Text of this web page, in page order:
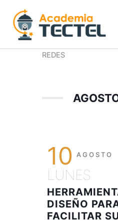
contenido
REDES
10 AGOSTO
LUNES
DISEÑO
FACILITAR